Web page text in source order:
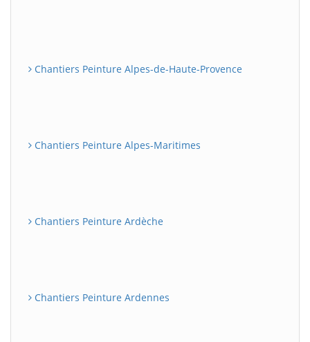
Chantiers Peinture Alpes-de-Haute-Provence
Chantiers Peinture Alpes-Maritimes
Chantiers Peinture Ardèche
Chantiers Peinture Ardennes